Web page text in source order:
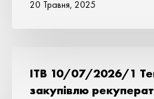
20 Травня, 2025
ITB 10/07/2026/1
закупівлю